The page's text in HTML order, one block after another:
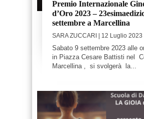
Premio Internazionale
d’Oro 2023 –
settembre a Marcellina
SARA ZUCCARI | 12 Luglio 2023
Sabato 9 settembre 2023 alle
in Piazza Cesare Battisti nel
Marcellina , si svolgerà la...